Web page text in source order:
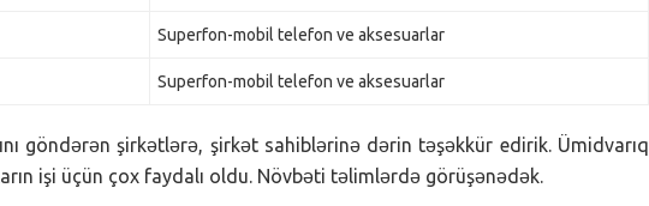
Superfon-mobil telefon ve aksesuarlar
Superfon-mobil telefon ve aksesuarlar
göndərən şirkətlərə, şirkət sahiblərinə dərin təşəkkür edirik. Ümidvarıq
işi üçün çox faydalı oldu. Növbəti təlimlərdə görüşənədək.